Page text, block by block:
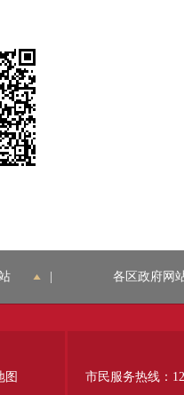
各区政府网
图 市民服务热线：